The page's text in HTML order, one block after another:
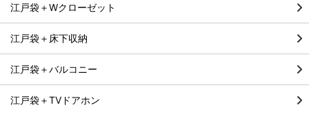
江戸袋＋Wクローゼット
江戸袋＋床下収納
江戸袋＋バルコニー
江戸袋＋TVドアホン